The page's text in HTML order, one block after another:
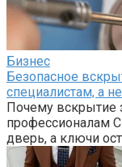
Бизнес
Безопасное
специалистам, а
Почему вскрытие
профессионалам
дверь, а ключи